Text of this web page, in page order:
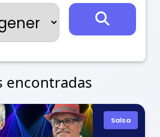
encontradas
Salsa